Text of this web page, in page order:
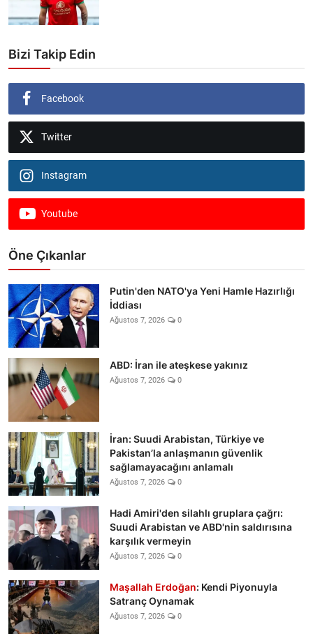
Bizi Takip Edin
Facebook
Twitter
Instagram
Youtube
Öne Çıkanlar
Putin'den NATO'ya Yeni Hamle Hazırlığı
İddiası
Ağustos 7, 2026 0
ABD: İran ile ateşkese yakınız
Ağustos 7, 2026 0
İran: Suudi Arabistan, Türkiye ve
Pakistan’la anlaşmanın güvenlik
sağlamayacağını anlamalı
Ağustos 7, 2026 0
Hadi Amiri'den silahlı gruplara çağrı:
Suudi Arabistan ve ABD'nin saldırısına
karşılık vermeyin
Ağustos 7, 2026 0
Maşallah Erdoğan: Kendi Piyonuyla
Satranç Oynamak
Ağustos 7, 2026 0